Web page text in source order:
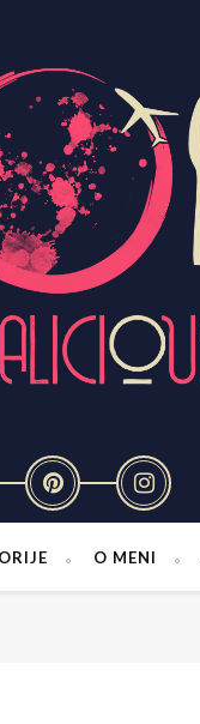
O MENI